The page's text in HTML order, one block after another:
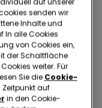
Spitze
4x3, 9x6
hohem
senden wir
Inhalte und
In alle Cookies
von Cookies ein,
der Schaltfläche
weiter. Für
Sie die Cookie-
Zeitpunkt auf
in den Cookie-